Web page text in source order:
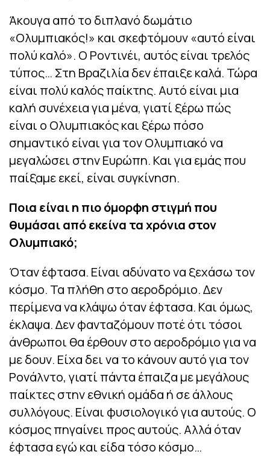
Άκουγα από το διπλανό δωμάτιο
«Ολυμπιακός!» και σκεφτόμουν «αυτό είναι
πολύ καλό». Ο Ροντινέι, αυτός είναι τρελός
τύπος… Στη Βραζιλία δεν έπαιξε καλά. Τώρα
είναι πολύ καλός παίκτης. Αυτό είναι μια
καλή συνέχεια για μένα, γιατί ξέρω πώς
είναι ο Ολυμπιακός και ξέρω πόσο
σημαντικό είναι για τον Ολυμπιακό να
μεγαλώσει στην Ευρώπη. Και για εμάς που
παίξαμε εκεί, είναι συγκίνηση.
Ποια είναι η πιο όμορφη στιγμή που
θυμάσαι από εκείνα τα χρόνια στον
Ολυμπιακό;
Όταν έφτασα. Είναι αδύνατο να ξεχάσω τον
κόσμο. Τα πλήθη στο αεροδρόμιο. Δεν
περίμενα να κλάψω όταν έφτασα. Και όμως,
έκλαψα. Δεν φανταζόμουν ποτέ ότι τόσοι
άνθρωποι θα έρθουν στο αεροδρόμιο για να
με δουν. Είχα δει να το κάνουν αυτό για τον
Ρονάλντο, γιατί πάντα έπαιζα με μεγάλους
παίκτες στην εθνική ομάδα ή σε άλλους
συλλόγους. Είναι φυσιολογικό για αυτούς. Ο
κόσμος πηγαίνει προς αυτούς. Αλλά όταν
έφτασα εγώ και είδα τόσο κόσμο…